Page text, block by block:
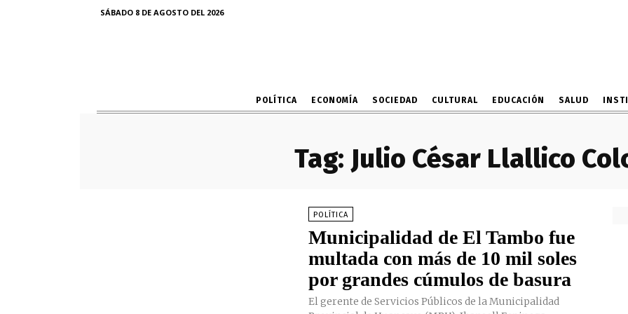
SÁBADO 8 DE AGOSTO DEL 2026
POLÍTICA ECONOMÍA SOCIEDAD CULTURAL EDUCACIÓN SALUD
Tag: Julio César Llallico
POLÍTICA
Municipalidad de El Tambo fue
multada con más de 10 mil soles
por grandes cúmulos de basura
El gerente de Servicios Públicos de la Municipalidad